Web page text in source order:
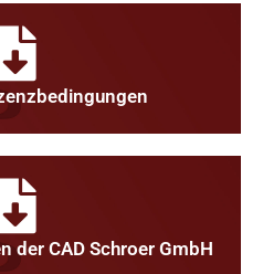
der CAD Schroer GmbH